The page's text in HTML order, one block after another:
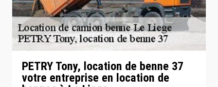
PETRY Tony, location de benne 37
votre entreprise en location de